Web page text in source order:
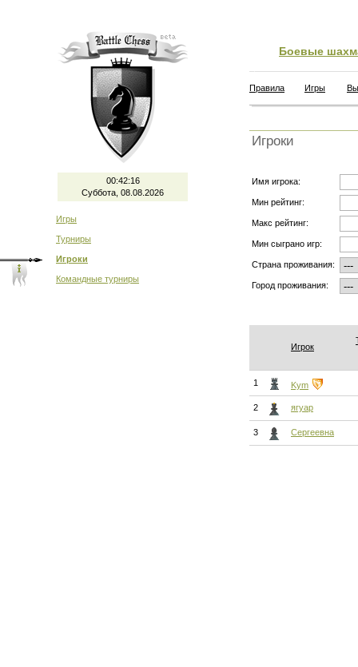
00:42:16
Суббота, 08.08.2026
Игры
Турниры
Игроки
Командные турниры
Боевые
Правила Игры
Игроки
Имя игрока:
Мин рейтинг:
Макс рейтинг:
Мин сыграно игр:
Страна проживания:
Город проживания:
Игрок
1 Kym
2 ягуар
3 Сергеевна